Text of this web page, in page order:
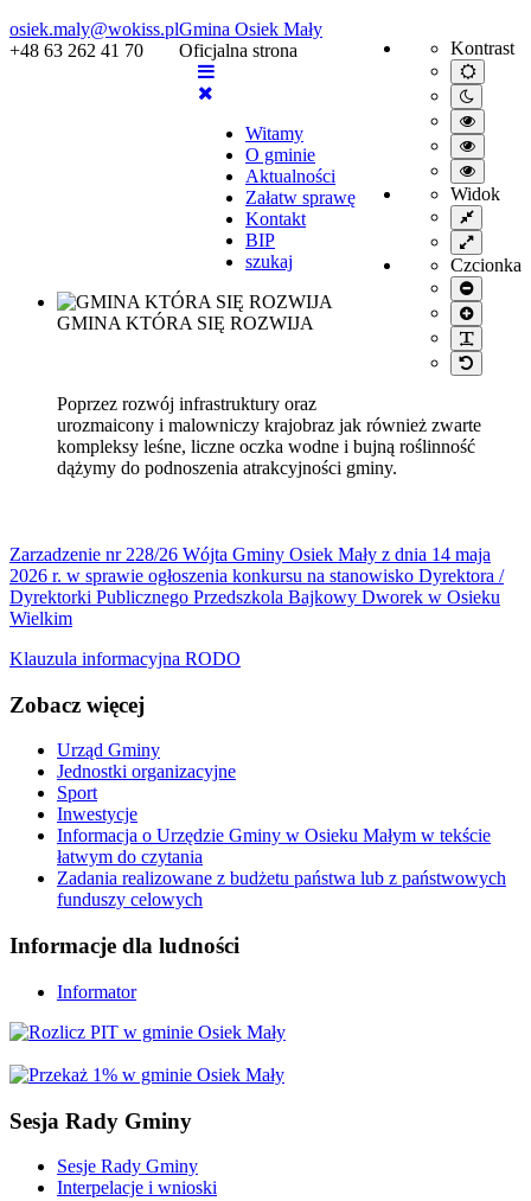
osiek.maly@wokiss.pl
+48 63 262 41 70
Kontrast
Default
mode
Night
mode
High
contrast
black/
mode.
High
contrast
black/
mode.
High
contrast
yellow/
mode.
Widok
Fixed
layout
Wide
layout
Czcionka
Smaller
font
Larger
font
Default
font
Gmina Osiek Mały
Oficjalna strona
Witamy
O gminie
Aktualności
Załatw sprawę
Kontakt
BIP
szukaj
GMINA KTÓRA SIĘ ROZWIJA
Poprzez rozwój infrastruktury oraz
urozmaicony i malowniczy krajobraz jak również zwarte
kompleksy leśne, liczne oczka wodne i bujną roślinność
dążymy do podnoszenia atrakcyjności gminy.
Zarzadzenie nr 228/26 Wójta Gminy Osiek Mały z dnia 14 maja
2026 r. w sprawie ogłoszenia konkursu na stanowisko Dyrektora /
Dyrektorki Publicznego Przedszkola Bajkowy Dworek w Osieku
Wielkim
Klauzula informacyjna RODO
Zobacz więcej
Urząd Gminy
Jednostki organizacyjne
Sport
Inwestycje
Informacja o Urzędzie Gminy w Osieku Małym w tekście
łatwym do czytania
Zadania realizowane z budżetu państwa lub z państwowych
funduszy celowych
Informacje dla ludności
Informator
Sesja Rady Gminy
Sesje Rady Gminy
Interpelacje i wnioski